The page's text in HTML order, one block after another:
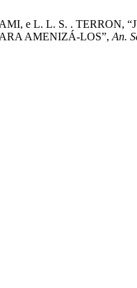
e L. L. S. . TERRON,
AMENIZÁ-LOS”, An.